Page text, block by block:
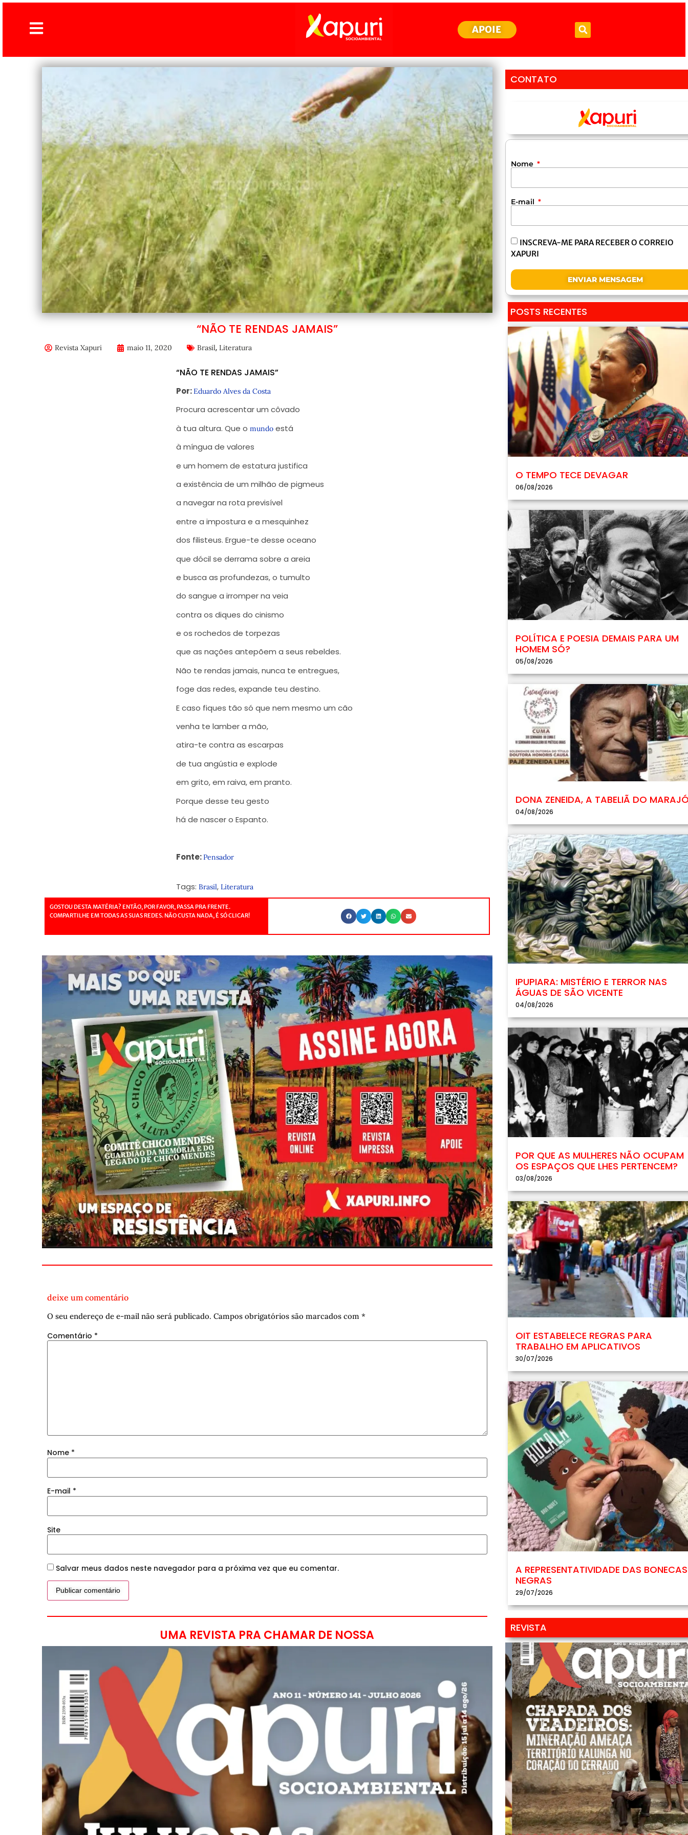
APOIE
“NÃO TE RENDAS JAMAIS”
Revista Xapuri maio 11, 2020 Brasil, Literatura
“NÃO TE RENDAS JAMAIS”
Por:Eduardo Alves da Costa
Procura acrescentar um côvado
à tua altura. Que omundo está
à míngua de valores
e um homem de estatura justifica
a existência de um milhão de pigmeus
a navegar na rota previsível
entre a impostura e a mesquinhez
dos filisteus. Ergue-te desse oceano
que dócil se derrama sobre a areia
e busca as profundezas, o tumulto
do sangue a irromper na veia
contra os diques do cinismo
e os rochedos de torpezas
que as nações antepõem a seus rebeldes.
Não te rendas jamais, nunca te entregues,
foge das redes, expande teu destino.
E caso fiques tão só que nem mesmo um cão
venha te lamber a mão,
atira-te contra as escarpas
de tua angústia e explode
em grito, em raiva, em pranto.
Porque desse teu gesto
há de nascer o Espanto.
Fonte:Pensador
Tags:Brasil,Literatura
GOSTOU DESTA MATÉRIA? ENTÃO, POR FAVOR, PASSA PRA FRENTE.
COMPARTILHE EM TODAS AS SUAS REDES. NÃO CUSTA NADA, É SÓ CLICAR!
deixe um comentário
O seu endereço de e-mail não será publicado. Campos obrigatórios são marcados com *
Comentário *
Nome *
E-mail *
Site
Salvar meus dados neste navegador para a próxima vez que eu comentar.
UMA REVISTA PRA CHAMAR DE NOSSA
CONTATO
Nome
E-mail
INSCREVA-ME PARA RECEBER O CORREIO
XAPURI
ENVIAR MENSAGEM
POSTS RECENTES
O TEMPO TECE DEVAGAR
06/08/2026
POLÍTICA E POESIA DEMAIS PARA UM
HOMEM SÓ?
05/08/2026
DONA ZENEIDA, A TABELIÃ DO
04/08/2026
IPUPIARA: MISTÉRIO E TERROR NAS
ÁGUAS DE SÃO VICENTE
04/08/2026
POR QUE AS MULHERES NÃO OCUPAM
OS ESPAÇOS QUE LHES PERTENCEM?
03/08/2026
OIT ESTABELECE REGRAS PARA
TRABALHO EM APLICATIVOS
30/07/2026
A REPRESENTATIVIDADE DAS BONECAS
NEGRAS
29/07/2026
REVISTA